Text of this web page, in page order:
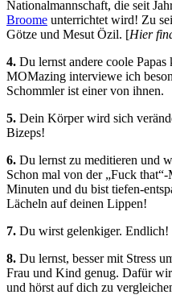
Nationalmannschaft, die seit
Broome unterrichtet wird! Zu
Götze und Mesut Özil. [Hier
4. Du lernst andere coole
MOMazing interviewe ich
Schommler ist einer von ihnen.
5. Dein Körper wird sich
Bizeps!
6. Du lernst zu meditieren und
Schon mal von der „Fuck
Minuten und du bist tiefen-
Lächeln auf deinen Lippen!
7. Du wirst gelenkiger. Endlich!
8. Du lernst, besser mit Stress
Frau und Kind genug. Dafür
und hörst auf dich zu